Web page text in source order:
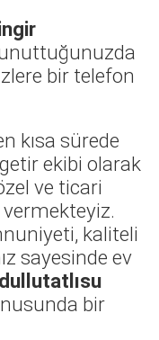
bir telefon
kısa sürede
ekibi olarak
ve ticari
kaliteli
sayesinde ev
bir